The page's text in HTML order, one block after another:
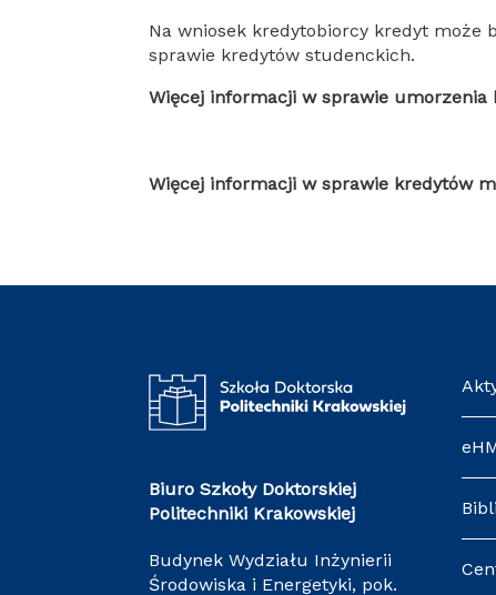
Na wniosek kredytobiorcy kredyt może
sprawie kredytów studenckich.
Więcej informacji w sprawie
Więcej informacji w sprawie kredytów
Biuro Szkoły Doktorskiej
Politechniki Krakowskiej
Budynek Wydziału Inżynierii
Środowiska i Energetyki, pok.